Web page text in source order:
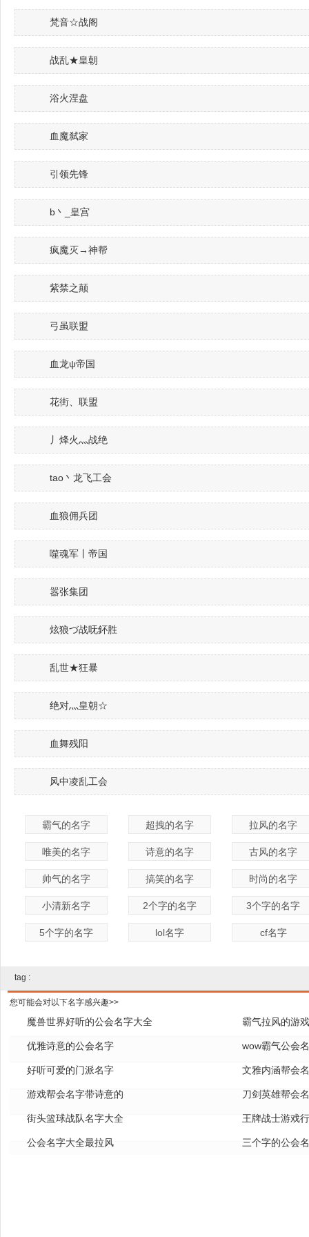
梵音☆战阁
战乱★皇朝
浴火涅盘
血魔弑家
引领先锋
b丶 _皇宫
疯魔灭→神帮
紫禁之颠
弓虽联盟
血龙ψ帝国
花街、联盟
丿烽火灬战绝
tao丶龙飞工会
血狼佣兵团
噬魂军丨帝国
嚣张集团
炫狼づ战呒鈈胜
乱世★狂暴
绝对灬皇朝☆
血舞残阳
风中凌乱工会
霸气的名字 超拽的名字 拉风的名字
唯美的名字 诗意的名字 古风的名字
帅气的名字 搞笑的名字 时尚的名字
小清新名字 2个字的名字 3个字的名字
5个字的名字 lol名字 cf名字
tag :
您可能会对以下名字感兴趣>>
魔兽世界好听的公会名字大全 霸气拉风的游
优雅诗意的公会名字 wow霸气公会
好听可爱的门派名字 文雅内涵帮会
游戏帮会名字带诗意的 刀剑英雄帮会
街头篮球战队名字大全 王牌战士游戏
公会名字大全最拉风 三个字的公会